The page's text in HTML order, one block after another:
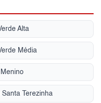
Alta
Média
Terezinha